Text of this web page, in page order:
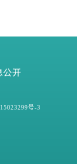
号-3